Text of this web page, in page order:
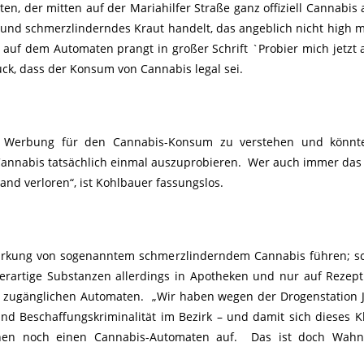
der mitten auf der Mariahilfer Straße ganz offiziell
schmerzlinderndes Kraut handelt, das angeblich nicht high
dem Automaten prangt in großer Schrift `Probier mich jetzt
dass der Konsum von Cannabis legal sei.
für den Cannabis-Konsum zu verstehen und
tatsächlich einmal auszuprobieren. Wer auch immer
verloren“, ist Kohlbauer fassungslos.
von sogenanntem schmerzlinderndem Cannabis führen;
Substanzen allerdings in Apotheken und nur auf
Automaten. „Wir haben wegen der Drogenstation
Beschaffungskriminalität im Bezirk – und damit sich dieses
noch einen Cannabis-Automaten auf. Das ist doch